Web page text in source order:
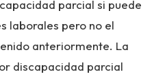
parcial si puede
laborales pero no el
anteriormente. La
discapacidad parcial